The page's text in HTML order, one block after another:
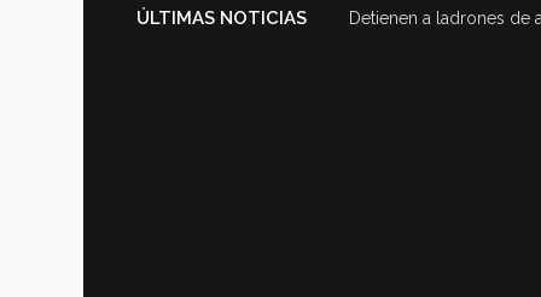
ÚLTIMAS NOTICIAS Detienen a ladrones de